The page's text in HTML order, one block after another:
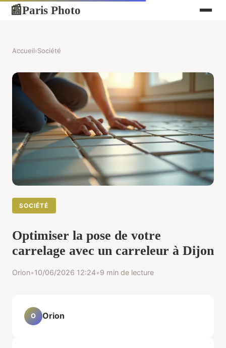
📰Paris Photo
Accueil›Société
SOCIÉTÉ
Optimiser la pose de votre
carrelage avec un carreleur à Dijon
Orion•10/06/2026 12:24•9 min de lecture
O Orion